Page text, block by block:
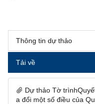
Thông tin dự thảo
Tải về
Dự thảo Tờ
a đổi một số điều của